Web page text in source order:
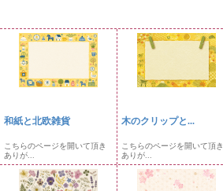
和紙と北欧雑貨
こちらのページを開いて頂き
ありが...
木のクリップと...
こちらのページを開いて頂き
ありが...